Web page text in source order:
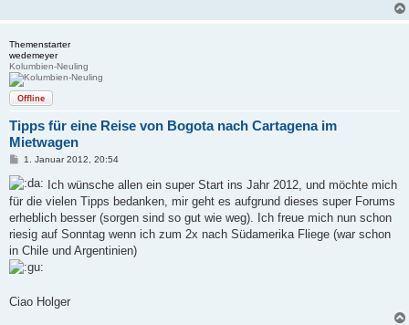
Themenstarter
wedemeyer
Kolumbien-Neuling
Offline
Tipps für eine Reise von Bogota nach Cartagena im
Mietwagen
B
i
t
r
a
g
1. Januar 2012, 20:54
Ich wünsche allen ein super Start ins Jahr 2012, und möchte mich
für die vielen Tipps bedanken, mir geht es aufgrund dieses super Forums
erheblich besser (sorgen sind so gut wie weg). Ich freue mich nun schon
riesig auf Sonntag wenn ich zum 2x nach Südamerika Fliege (war schon
in Chile und Argentinien)
Ciao Holger